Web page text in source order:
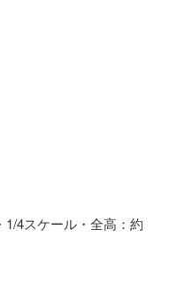
4スケール・全高：約